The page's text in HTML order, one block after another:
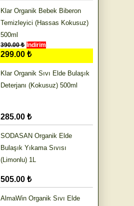
Klar Organik Bebek Biberon
Temizleyici (Hassas Kokusuz)
500ml
390.00 ₺ İndirim
299.00 ₺
Klar Organik Sıvı Elde Bulaşık
Deterjanı (Kokusuz) 500ml
285.00 ₺
SODASAN Organik Elde
Bulaşık Yıkama Sıvısı
(Limonlu) 1L
505.00 ₺
AlmaWin Organik Sıvı Elde